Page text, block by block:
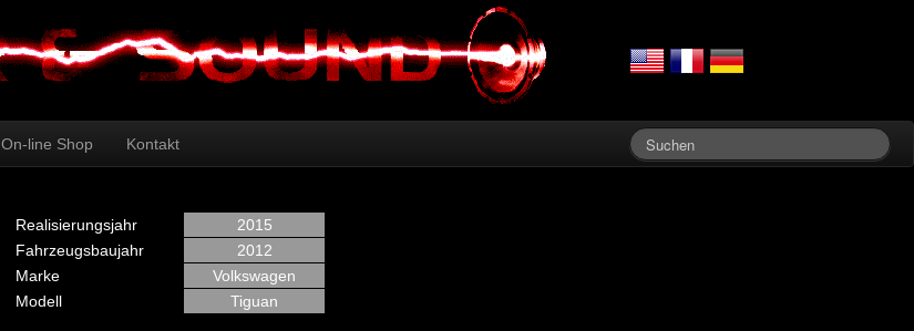
On-line Shop Kontakt
Realisierungsjahr
2015
Fahrzeugsbaujahr
2012
Marke
Volkswagen
Modell
Tiguan